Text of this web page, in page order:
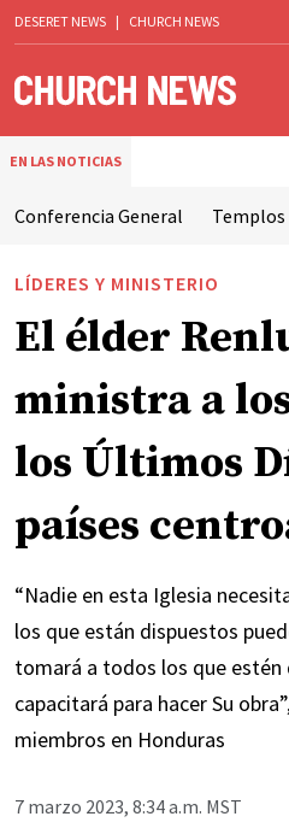
DESERET NEWS | CHURCH NEWS
EN LAS NOTICIAS
Conferencia General Templos
LÍDERES Y MINISTERIO
El élder
ministra a
los Últimos
países
“Nadie en esta Iglesia
los que están dispuestos
tomará a todos los que estén
capacitará para hacer Su
miembros en Honduras
7 marzo 2023, 8:34 a.m. MST